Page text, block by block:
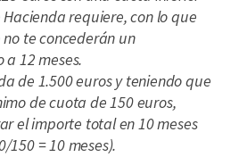
requiere, con lo que
te concederán un
12 meses.
de 1.500 euros y teniendo que
de cuota de 150 euros,
el importe total en 10 meses
150 = 10 meses).